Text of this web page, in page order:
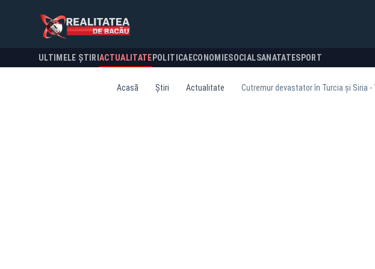
ULTIMELE ȘTIRI ACTUALITATE POLITICA ECONOMIESOCIALSANATATESPORT
Acasă Știri Actualitate Cutremur devastator în Turcia și Siria